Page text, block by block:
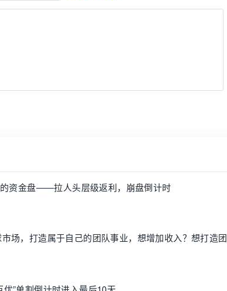
资金盘——拉人头层级返利，崩盘倒计时
场，打造属于自己的团队事业，想增加收入？想打造团